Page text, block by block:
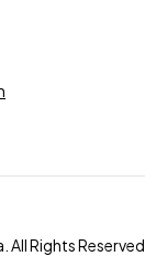
Rights Reserved